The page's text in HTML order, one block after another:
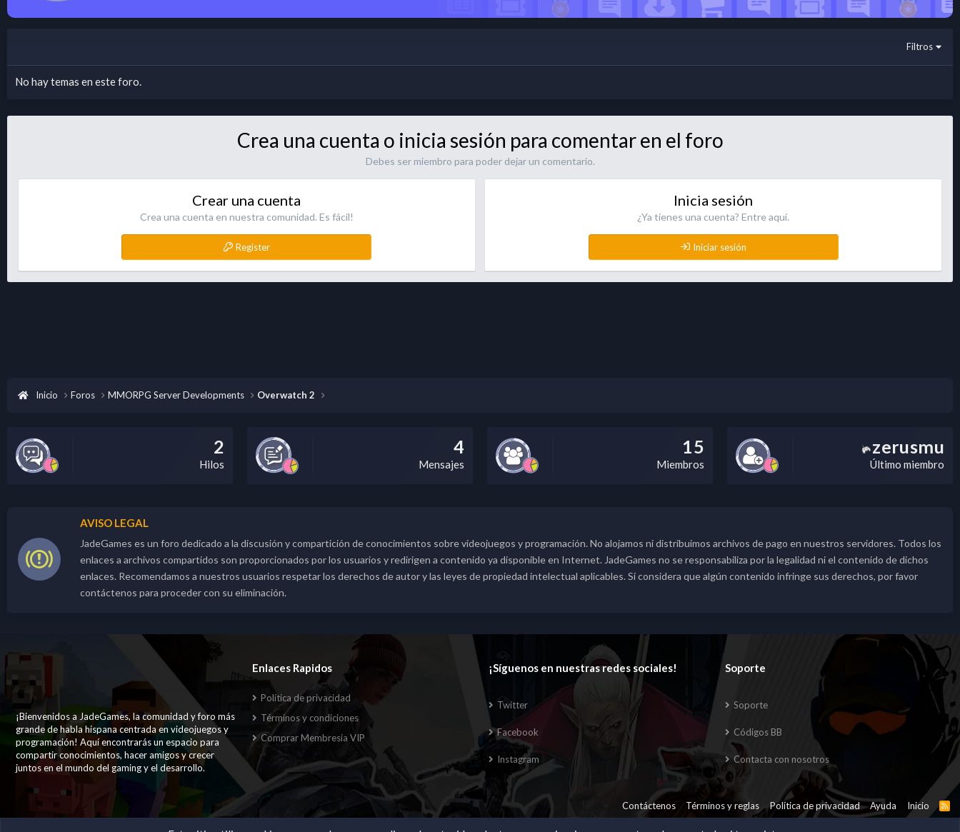
Filtros
No hay temas en este foro.
Crea una cuenta o inicia sesión para comentar en el foro
Debes ser miembro para poder dejar un comentario.
Crear una cuenta
Crea una cuenta en nuestra comunidad. Es fácil!
Register
Inicia sesión
¿Ya tienes una cuenta? Entre aquí.
Iniciar sesión
Inicio Foros MMORPG Server Developments Overwatch 2
2
Hilos
4
Mensajes
15
Miembros
zerusmu
Último miembro
AVISO LEGAL
JadeGames es un foro dedicado a la discusión y compartición de conocimientos sobre videojuegos y programación. No alojamos ni distribuimos archivos de pago en nuestros servidores. Todos los
enlaces a archivos compartidos son proporcionados por los usuarios y redirigen a contenido ya disponible en Internet. JadeGames no se responsabiliza por la legalidad ni el contenido de dichos
enlaces. Recomendamos a nuestros usuarios respetar los derechos de autor y las leyes de propiedad intelectual aplicables. Si considera que algún contenido infringe sus derechos, por favor
contáctenos para proceder con su eliminación.
¡Bienvenidos a JadeGames, la comunidad y foro más
grande de habla hispana centrada en videojuegos y
programación! Aquí encontrarás un espacio para
compartir conocimientos, hacer amigos y crecer
juntos en el mundo del gaming y el desarrollo.
Enlaces Rapidos
Política de privacidad
Términos y condiciones
Comprar Membresia VIP
¡Síguenos en nuestras redes sociales!
Twitter
Facebook
Instagram
Soporte
Soporte
Códigos BB
Contacta con nosotros
Contáctenos Términos y reglas Política de privacidad Ayuda Inicio
R